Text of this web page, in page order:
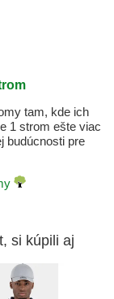
tam, kde ich
1 strom ešte viac
budúcnosti pre
si kúpili aj